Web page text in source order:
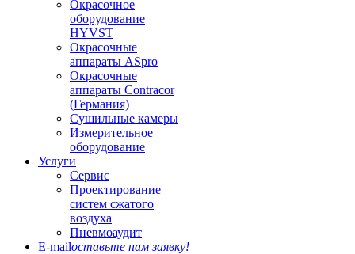
Окрасочное
оборудование
HYVST
Окрасочные
аппараты ASpro
Окрасочные
аппараты Contracor
(Германия)
Сушильные камеры
Измерительное
оборудование
Услуги
Сервис
Проектирование
систем сжатого
воздуха
Пневмоаудит
E-mailоставьте нам заявку!